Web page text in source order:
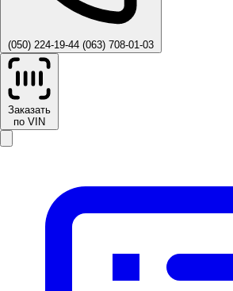
(050) 224-19-44 (063) 708-01-03
Заказать
по VIN